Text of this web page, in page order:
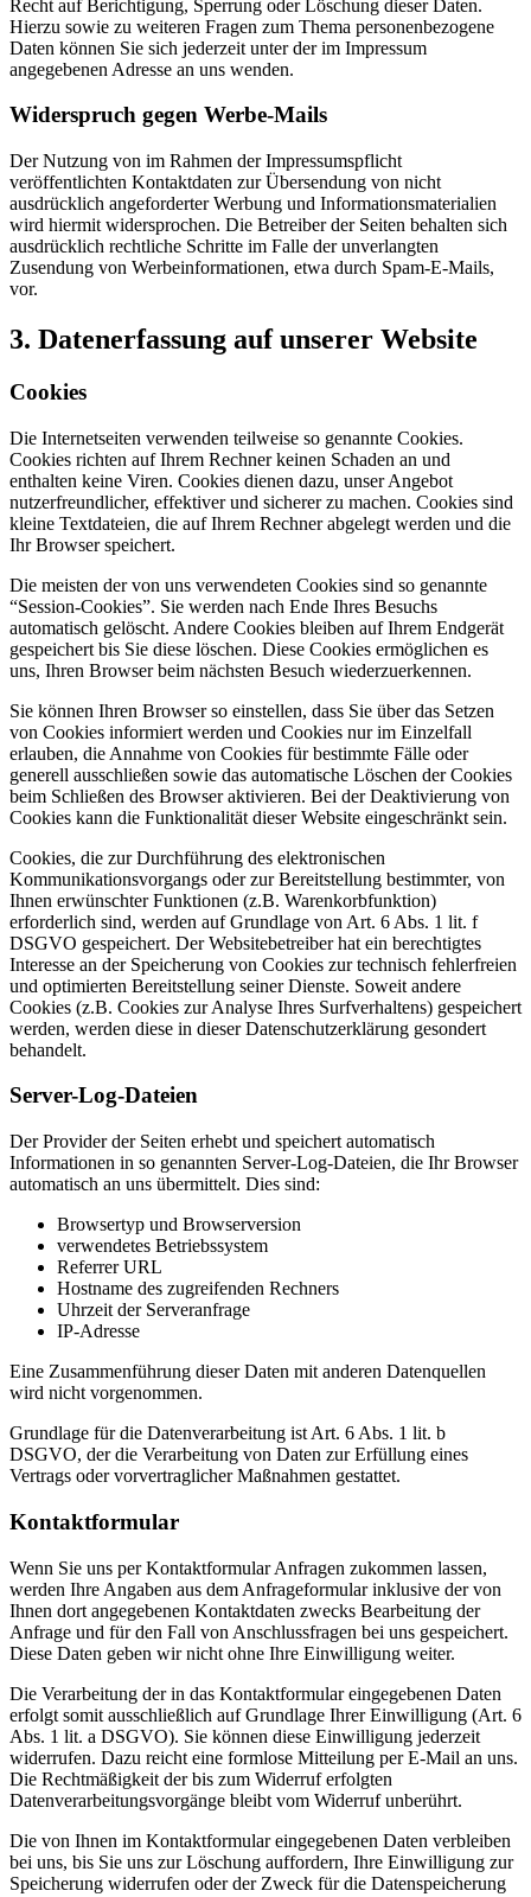
Recht auf Berichtigung, Sperrung oder Löschung dieser Daten.
Hierzu sowie zu weiteren Fragen zum Thema personenbezogene
Daten können Sie sich jederzeit unter der im Impressum
angegebenen Adresse an uns wenden.
Widerspruch gegen Werbe-Mails
Der Nutzung von im Rahmen der Impressumspflicht
veröffentlichten Kontaktdaten zur Übersendung von nicht
ausdrücklich angeforderter Werbung und Informationsmaterialien
wird hiermit widersprochen. Die Betreiber der Seiten behalten sich
ausdrücklich rechtliche Schritte im Falle der unverlangten
Zusendung von Werbeinformationen, etwa durch Spam-E-Mails,
vor.
3. Datenerfassung auf unserer Website
Cookies
Die Internetseiten verwenden teilweise so genannte Cookies.
Cookies richten auf Ihrem Rechner keinen Schaden an und
enthalten keine Viren. Cookies dienen dazu, unser Angebot
nutzerfreundlicher, effektiver und sicherer zu machen. Cookies sind
kleine Textdateien, die auf Ihrem Rechner abgelegt werden und die
Ihr Browser speichert.
Die meisten der von uns verwendeten Cookies sind so genannte
“Session-Cookies”. Sie werden nach Ende Ihres Besuchs
automatisch gelöscht. Andere Cookies bleiben auf Ihrem Endgerät
gespeichert bis Sie diese löschen. Diese Cookies ermöglichen es
uns, Ihren Browser beim nächsten Besuch wiederzuerkennen.
Sie können Ihren Browser so einstellen, dass Sie über das Setzen
von Cookies informiert werden und Cookies nur im Einzelfall
erlauben, die Annahme von Cookies für bestimmte Fälle oder
generell ausschließen sowie das automatische Löschen der Cookies
beim Schließen des Browser aktivieren. Bei der Deaktivierung von
Cookies kann die Funktionalität dieser Website eingeschränkt sein.
Cookies, die zur Durchführung des elektronischen
Kommunikationsvorgangs oder zur Bereitstellung bestimmter, von
Ihnen erwünschter Funktionen (z.B. Warenkorbfunktion)
erforderlich sind, werden auf Grundlage von Art. 6 Abs. 1 lit. f
DSGVO gespeichert. Der Websitebetreiber hat ein berechtigtes
Interesse an der Speicherung von Cookies zur technisch fehlerfreien
und optimierten Bereitstellung seiner Dienste. Soweit andere
Cookies (z.B. Cookies zur Analyse Ihres Surfverhaltens) gespeichert
werden, werden diese in dieser Datenschutzerklärung gesondert
behandelt.
Server-Log-Dateien
Der Provider der Seiten erhebt und speichert automatisch
Informationen in so genannten Server-Log-Dateien, die Ihr Browser
automatisch an uns übermittelt. Dies sind:
Browsertyp und Browserversion
verwendetes Betriebssystem
Referrer URL
Hostname des zugreifenden Rechners
Uhrzeit der Serveranfrage
IP-Adresse
Eine Zusammenführung dieser Daten mit anderen Datenquellen
wird nicht vorgenommen.
Grundlage für die Datenverarbeitung ist Art. 6 Abs. 1 lit. b
DSGVO, der die Verarbeitung von Daten zur Erfüllung eines
Vertrags oder vorvertraglicher Maßnahmen gestattet.
Kontaktformular
Wenn Sie uns per Kontaktformular Anfragen zukommen lassen,
werden Ihre Angaben aus dem Anfrageformular inklusive der von
Ihnen dort angegebenen Kontaktdaten zwecks Bearbeitung der
Anfrage und für den Fall von Anschlussfragen bei uns gespeichert.
Diese Daten geben wir nicht ohne Ihre Einwilligung weiter.
Die Verarbeitung der in das Kontaktformular eingegebenen Daten
erfolgt somit ausschließlich auf Grundlage Ihrer Einwilligung (Art. 6
Abs. 1 lit. a DSGVO). Sie können diese Einwilligung jederzeit
widerrufen. Dazu reicht eine formlose Mitteilung per E-Mail an uns.
Die Rechtmäßigkeit der bis zum Widerruf erfolgten
Datenverarbeitungsvorgänge bleibt vom Widerruf unberührt.
Die von Ihnen im Kontaktformular eingegebenen Daten verbleiben
bei uns, bis Sie uns zur Löschung auffordern, Ihre Einwilligung zur
Speicherung widerrufen oder der Zweck für die Datenspeicherung